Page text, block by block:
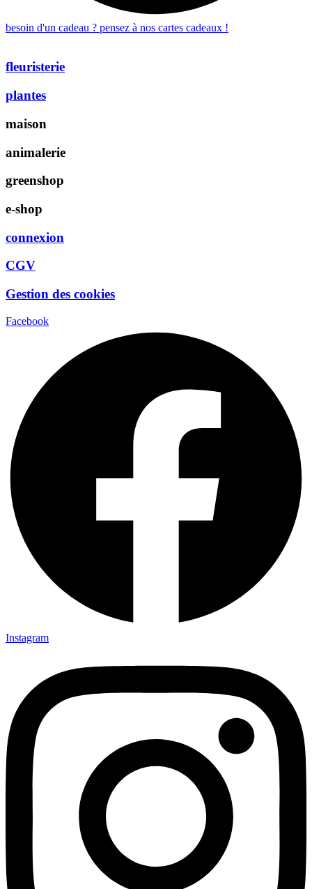
besoin d'un cadeau ? pensez à nos cartes cadeaux !
fleuristerie
plantes
maison
animalerie
greenshop
e-shop
connexion
CGV
Gestion des cookies
Facebook
Instagram